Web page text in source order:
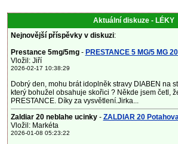
Aktuální diskuze - LÉKY
Nejnovější příspěvky v diskuzi:
Prestance 5mg/5mg- PRESTANCE 5 MG/5 MG
Vložil: Jiří
2026-02-17 10:38:29
Dobrý den, mohu brát idoplněk stravy DIABEN na
který bohužel obsahuje skořici ? Někde jsem četl,
PRESTANCE. Díky za vysvětlení.Jirka...
Zaldiar 20 neblahe ucinky- ZALDIAR 20
Vložil: Markéta
2026-01-08 05:23:22